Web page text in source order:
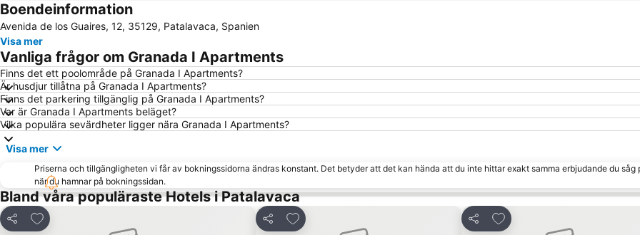
Boendeinformation
Avenida de los Guaires, 12, 35129, Patalavaca, Spanien
Visa mer
Vanliga frågor om Granada I Apartments
Finns det ett poolområde på Granada I Apartments?
Är husdjur tillåtna på Granada I Apartments?
Finns det parkering tillgänglig på Granada I Apartments?
Var är Granada I Apartments beläget?
Vilka populära sevärdheter ligger nära Granada I Apartments?
Visa mer
Priserna och tillgängligheten vi får av bokningssidorna ändras konstant. Det betyder att det kan hända att du inte hittar exakt samma erbjudande du såg
när du hamnar på bokningssidan.
Bland våra populäraste Hotels i Patalavaca
Dela
Lägg till i Mina Favoriter
Dela
Lägg till i Mina Favoriter
Dela
Lägg till i Mina Favoriter